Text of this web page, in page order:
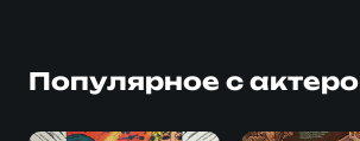
Популярное с